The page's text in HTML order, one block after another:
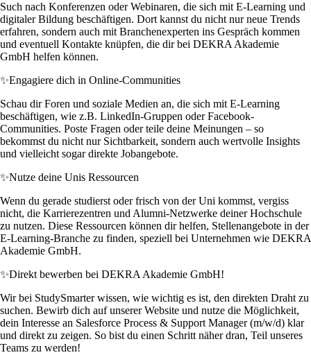
Such nach Konferenzen oder Webinaren, die sich mit E-Learning und
digitaler Bildung beschäftigen. Dort kannst du nicht nur neue Trends
erfahren, sondern auch mit Branchenexperten ins Gespräch kommen
und eventuell Kontakte knüpfen, die dir bei DEKRA Akademie
GmbH helfen können.
✨Engagiere dich in Online-Communities
Schau dir Foren und soziale Medien an, die sich mit E-Learning
beschäftigen, wie z.B. LinkedIn-Gruppen oder Facebook-
Communities. Poste Fragen oder teile deine Meinungen – so
bekommst du nicht nur Sichtbarkeit, sondern auch wertvolle Insights
und vielleicht sogar direkte Jobangebote.
✨Nutze deine Unis Ressourcen
Wenn du gerade studierst oder frisch von der Uni kommst, vergiss
nicht, die Karrierezentren und Alumni-Netzwerke deiner Hochschule
zu nutzen. Diese Ressourcen können dir helfen, Stellenangebote in der
E-Learning-Branche zu finden, speziell bei Unternehmen wie DEKRA
Akademie GmbH.
✨Direkt bewerben bei DEKRA Akademie GmbH!
Wir bei StudySmarter wissen, wie wichtig es ist, den direkten Draht zu
suchen. Bewirb dich auf unserer Website und nutze die Möglichkeit,
dein Interesse an Salesforce Process & Support Manager (m/w/d) klar
und direkt zu zeigen. So bist du einen Schritt näher dran, Teil unseres
Teams zu werden!